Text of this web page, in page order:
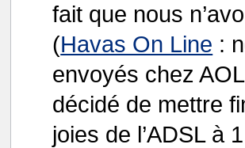
fait que nous
(Havas On Line :
envoyés chez
décidé de mettre
joies de l’ADSL à